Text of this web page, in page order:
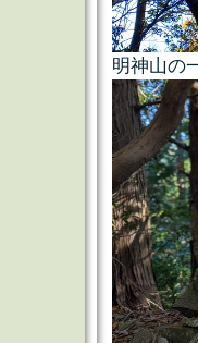
明神山の